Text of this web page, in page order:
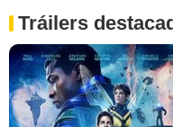
Tráilers